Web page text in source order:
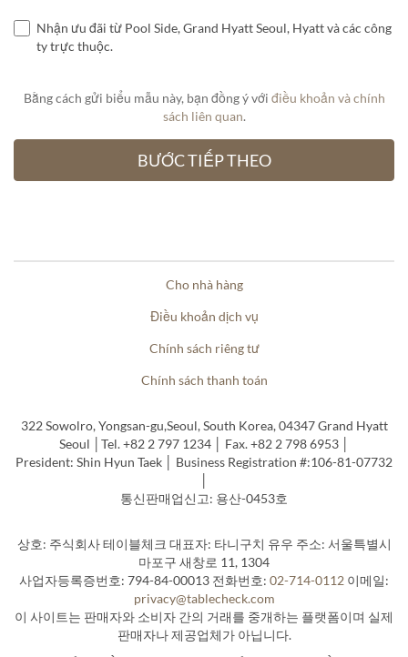
Nhận ưu đãi từ Pool Side, Grand Hyatt Seoul, Hyatt và các công
ty trực thuộc.
Bằng cách gửi biểu mẫu này, bạn đồng ý với điều khoản và chính
sách liên quan.
Cho nhà hàng
Điều khoản dịch vụ
Chính sách riêng tư
Chính sách thanh toán
322 Sowolro, Yongsan-gu,Seoul, South Korea, 04347 Grand Hyatt
Seoul │Tel. +82 2 797 1234 │ Fax. +82 2 798 6953 │
President: Shin Hyun Taek │ Business Registration #:106-81-07732
통신판매업신고: 용산-0453호
상호: 주식회사 테이블체크 대표자: 타니구치 유우 주소: 서울특별시
마포구 새창로 11, 1304
사업자등록증번호: 794-84-00013 전화번호: 02-714-0112 이메일:
privacy@tablecheck.com
이 사이트는 판매자와 소비자 간의 거래를 중개하는 플랫폼이며 실제
판매자나 제공업체가 아닙니다.